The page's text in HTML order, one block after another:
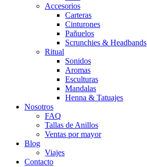
Accesorios
Carteras
Cinturones
Pañuelos
Scrunchies & Headbands
Ritual
Sonidos
Aromas
Esculturas
Mandalas
Henna & Tatuajes
Nosotros
FAQ
Tallas de Anillos
Ventas por mayor
Blog
Viajes
Contacto